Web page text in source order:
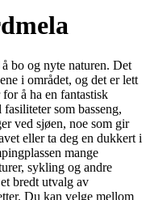
bo og nyte naturen. Det
i området, og det er lett
å ha en fantastisk
som basseng,
ved sjøen, noe som gir
eller ta deg en dukkert i
mange
sykling og andre
bredt utvalg av
Du kan velge mellom